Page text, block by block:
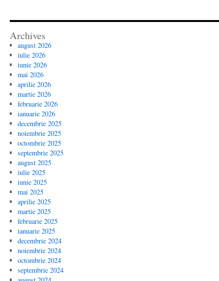
Archives
august 2026
iulie 2026
iunie 2026
mai 2026
aprilie 2026
martie 2026
februarie 2026
ianuarie 2026
decembrie 2025
noiembrie 2025
octombrie 2025
septembrie 2025
august 2025
iulie 2025
iunie 2025
mai 2025
aprilie 2025
martie 2025
februarie 2025
ianuarie 2025
decembrie 2024
noiembrie 2024
octombrie 2024
septembrie 2024